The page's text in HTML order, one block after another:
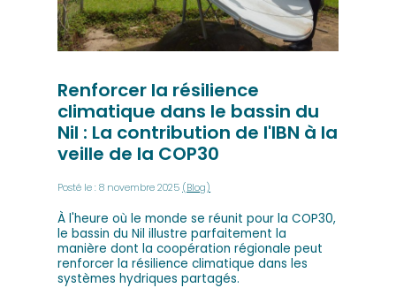
Renforcer la résilience
climatique dans le bassin du
Nil : La contribution de l'IBN à la
veille de la COP30
Posté le : 8 novembre 2025 (Blog)
À l'heure où le monde se réunit pour la COP30,
le bassin du Nil illustre parfaitement la
manière dont la coopération régionale peut
renforcer la résilience climatique dans les
systèmes hydriques partagés.